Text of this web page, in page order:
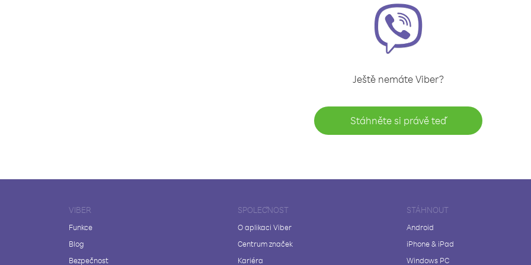
Ještě nemáte Viber?
Stáhněte si právě teď
VIBER
Funkce
Blog
Bezpečnost
SPOLEČNOST
O aplikaci Viber
Centrum značek
Kariéra
STÁHNOUT
Android
iPhone & iPad
Windows PC